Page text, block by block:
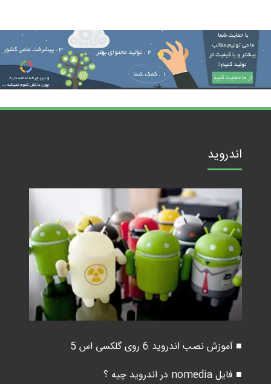
اندروید
■ آموزش نصب اندروید 6 روی گلکسی اس 5
■ فایل nomedia در اندروید چیه ؟